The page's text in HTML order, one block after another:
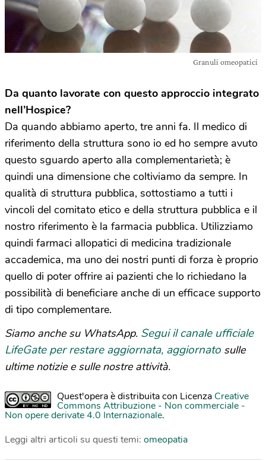
Granuli omeopatici
Da quanto lavorate con questo approccio integrato
nell’Hospice?
Da quando abbiamo aperto, tre anni fa. Il medico di
riferimento della struttura sono io ed ho sempre avuto
questo sguardo aperto alla complementarietà; è
quindi una dimensione che coltiviamo da sempre. In
qualità di struttura pubblica, sottostiamo a tutti i
vincoli del comitato etico e della struttura pubblica e il
nostro riferimento è la farmacia pubblica. Utilizziamo
quindi farmaci allopatici di medicina tradizionale
accademica, ma uno dei nostri punti di forza è proprio
quello di poter offrire ai pazienti che lo richiedano la
possibilità di beneficiare anche di un efficace supporto
di tipo complementare.
Siamo anche su WhatsApp. Segui il canale ufficiale
LifeGate per restare aggiornata, aggiornato sulle
ultime notizie e sulle nostre attività.
Quest'opera è distribuita con Licenza Creative
Commons Attribuzione - Non commerciale -
Non opere derivate 4.0 Internazionale.
Leggi altri articoli su questi temi: omeopatia